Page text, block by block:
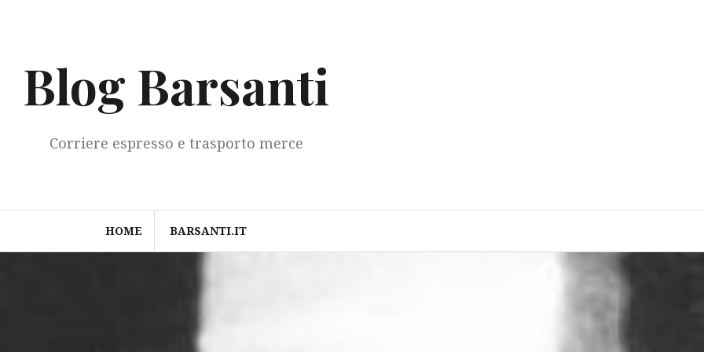
Blog Barsanti
Corriere espresso e trasporto merce
HOME BARSANTI.IT